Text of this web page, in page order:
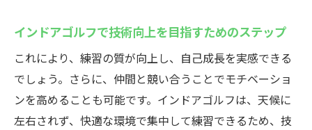
厚木市のインドアゴルフ施設での快適な設
備
厚木市のインドアゴルフレッスンで楽しむ個別
指導の効果
個別指導でスキルアップを実感する方法
インドアゴルフで技術向上を目指すためのステップ
これにより、練習の質が向上し、自己成長を実感できる
でしょう。さらに、仲間と競い合うことでモチベーショ
ンを高めることも可能です。インドアゴルフは、天候に
左右されず、快適な環境で集中して練習できるため、技